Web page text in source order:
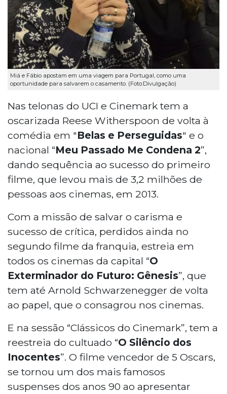
Miá e Fábio apostam em uma viagem para Portugal, como uma
oportunidade para salvarem o casamento. (Foto:Divulgação)
Nas telonas do UCI e Cinemark tem a
oscarizada Reese Witherspoon de volta à
comédia em "Belas e Perseguidas" e o
nacional “Meu Passado Me Condena 2”,
dando sequência ao sucesso do primeiro
filme, que levou mais de 3,2 milhões de
pessoas aos cinemas, em 2013.
Com a missão de salvar o carisma e
sucesso de crítica, perdidos ainda no
segundo filme da franquia, estreia em
todos os cinemas da capital “O
Exterminador do Futuro: Gênesis”, que
tem até Arnold Schwarzenegger de volta
ao papel, que o consagrou nos cinemas.
E na sessão “Clássicos do Cinemark”, tem a
reestreia do cultuado “O Silêncio dos
Inocentes”. O filme vencedor de 5 Oscars,
se tornou um dos mais famosos
suspenses dos anos 90 ao apresentar